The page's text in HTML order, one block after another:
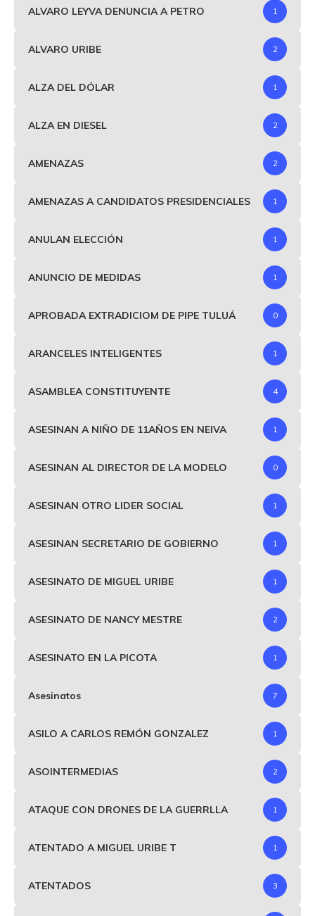
ALVARO LEYVA DENUNCIA A PETRO 1
ALVARO URIBE 2
ALZA DEL DÓLAR 1
ALZA EN DIESEL 2
AMENAZAS 2
AMENAZAS A CANDIDATOS PRESIDENCIALES 1
ANULAN ELECCIÓN 1
ANUNCIO DE MEDIDAS 1
APROBADA EXTRADICIOM DE PIPE TULUÁ 0
ARANCELES INTELIGENTES 1
ASAMBLEA CONSTITUYENTE 4
ASESINAN A NIÑO DE 11AÑOS EN NEIVA 1
ASESINAN AL DIRECTOR DE LA MODELO 0
ASESINAN OTRO LIDER SOCIAL 1
ASESINAN SECRETARIO DE GOBIERNO 1
ASESINATO DE MIGUEL URIBE 1
ASESINATO DE NANCY MESTRE 2
ASESINATO EN LA PICOTA 1
Asesinatos 7
ASILO A CARLOS REMÓN GONZALEZ 1
ASOINTERMEDIAS 2
ATAQUE CON DRONES DE LA GUERRLLA 1
ATENTADO A MIGUEL URIBE T 1
ATENTADOS 3